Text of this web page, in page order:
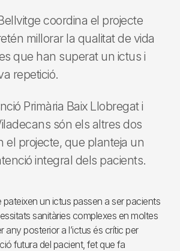
coordina el projecte
millorar la qualitat de vida
que han superat un ictus i
repetició.
Primària Baix Llobregat i
són els altres dos
el projecte, que planteja un
integral dels pacients.
un ictus passen a ser pacients
sanitàries complexes en moltes
any posterior a l’ictus és crític per
futura del pacient, fet que fa